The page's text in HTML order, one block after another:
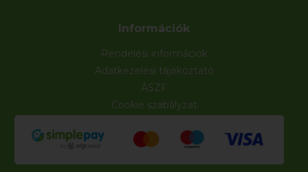
Információk
Rendelési információk
Adatkezelési tájékoztató
ÁSZF
Cookie szabályzat